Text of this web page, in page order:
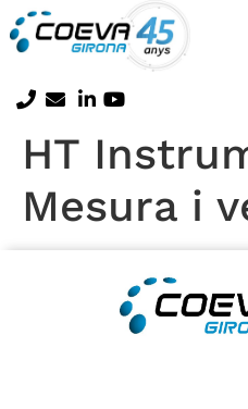
HT
Mesura i